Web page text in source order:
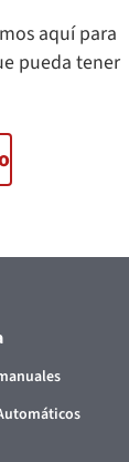
aquí para
pueda tener